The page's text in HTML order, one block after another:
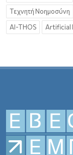
Τεχνητή Νοημοσύνη
AI-THOS
Artificial